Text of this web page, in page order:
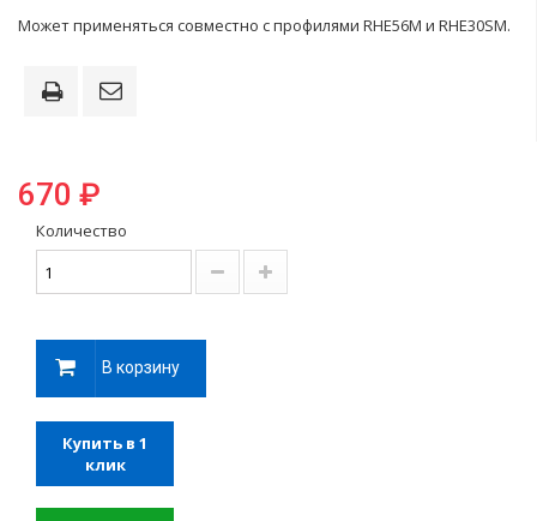
Может применяться совместно с профилями RHE56M и RHE30SM.
670 ₽
Количество
В корзину
Купить в 1
клик